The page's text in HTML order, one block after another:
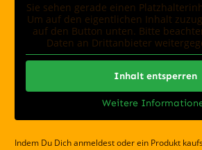
Sie sehen gerade einen
Um auf den eigentlichen Inhalt
auf den Button unten. Bitte
Daten an Drittanbieter
Inhalt entsperren
Weitere
Indem Du Dich anmeldest oder ein Produkt